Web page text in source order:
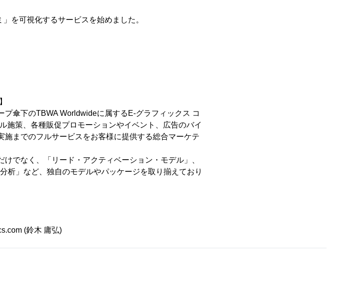
を可視化するサービスを始めました。
傘下のTBWA Worldwideに属するE-グラフィックス コ
施策、各種販促プロモーションやイベント、広告のバイ
までのフルサービスをお客様に提供する総合マーケテ
でなく、「リード・アクティベーション・モデル」、
析」など、独自のモデルやパッケージを取り揃えており
(鈴木 庸弘)